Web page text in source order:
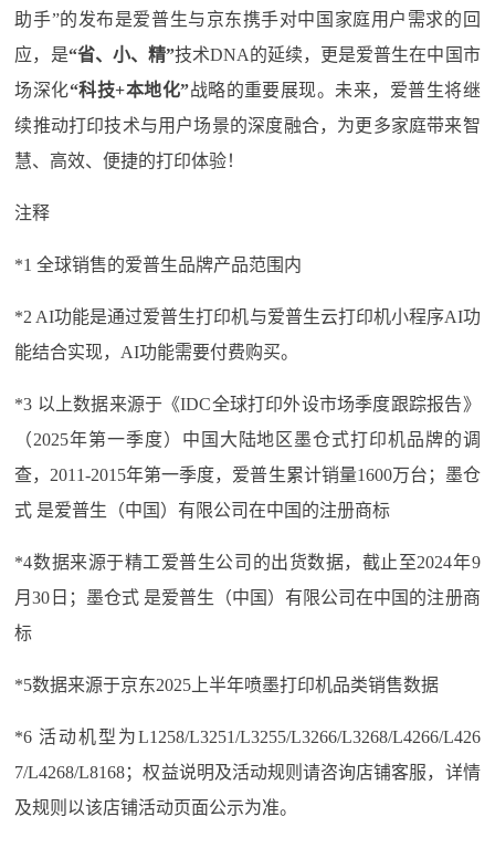
助手”的发布是爱普生与京东携手对中国家庭用户需求的回
应，是“省、小、精”技术DNA的延续，更是爱普生在中国市
场深化“科技+本地化”战略的重要展现。未来，爱普生将继
续推动打印技术与用户场景的深度融合，为更多家庭带来智
慧、高效、便捷的打印体验！
注释
*1 全球销售的爱普生品牌产品范围内
*2 AI功能是通过爱普生打印机与爱普生云打印机小程序AI功
能结合实现，AI功能需要付费购买。
*3 以上数据来源于《IDC全球打印外设市场季度跟踪报告》
（2025年第一季度）中国大陆地区墨仓式打印机品牌的调
查，2011-2015年第一季度，爱普生累计销量1600万台；墨仓
式 是爱普生（中国）有限公司在中国的注册商标
*4数据来源于精工爱普生公司的出货数据，截止至2024年9
月30日；墨仓式 是爱普生（中国）有限公司在中国的注册商
标
*5数据来源于京东2025上半年喷墨打印机品类销售数据
*6 活动机型为L1258/L3251/L3255/L3266/L3268/L4266/L426
7/L4268/L8168；权益说明及活动规则请咨询店铺客服，详情
及规则以该店铺活动页面公示为准。